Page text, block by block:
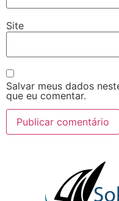
Site
Salvar meus dados
que eu comentar.